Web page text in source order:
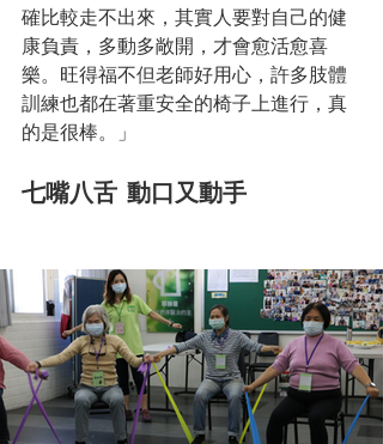
確比較走不出來，其實人要對自己的健
康負責，多動多敞開，才會愈活愈喜
樂。旺得福不但老師好用心，許多肢體
訓練也都在著重安全的椅子上進行，真
的是很棒。」
七嘴八舌 動口又動手